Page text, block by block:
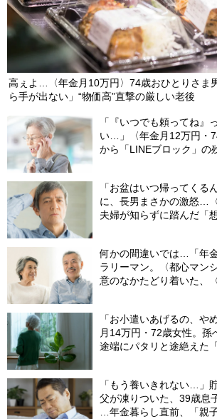
高ぇよ…〈年金月10万円〉74歳おひとりさま
ら手が出ない」“物価高”直撃の厳しい老後
「『いつでも頼ってね』
い…」〈年金月12万円・
から「LINEブロック」の
「お盆はいつ帰ってくる
に、長男まさかの激怒…
夫婦が知らずに踏んだ「
何かの間違いでは…「年
ラリーマン。〈都心マン
意のなかたどり着いた、
「お小遣いあげるの、や
月14万円・72歳女性。孫
途端にパタリと途絶えた
「もう養いきれない…」
父が凍りついた、39歳息
…年金暮らし直前、「親